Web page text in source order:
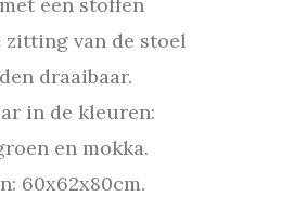
een stoffen
zitting van de stoel
draaibaar.
in de kleuren:
en mokka.
60x62x80cm.